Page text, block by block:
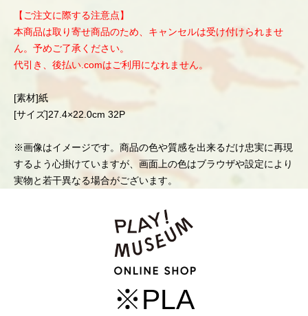
【ご注文に際する注意点】
本商品は取り寄せ商品のため、キャンセルは受け付けられませ
ん。予めご了承ください。
代引き、後払い.comはご利用になれません。
[素材]紙
[サイズ]27.4×22.0cm 32P
※画像はイメージです。商品の色や質感を出来るだけ忠実に再現
するよう心掛けていますが、画面上の色はブラウザや設定により
実物と若干異なる場合がございます。
※PLA